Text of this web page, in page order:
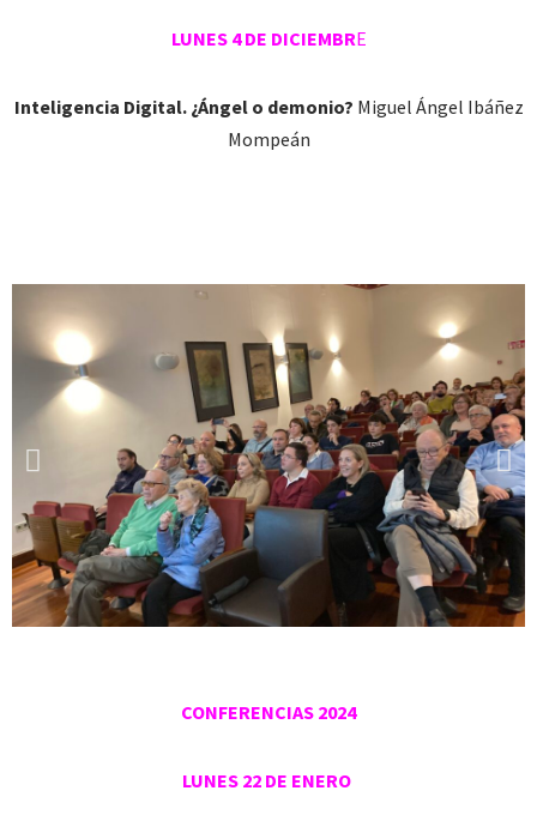
LUNES 4 DE DICIEMBRE
Inteligencia Digital. ¿Ángel o demonio? Miguel Ángel Ibáñez
Mompeán
CONFERENCIAS 2024
LUNES 22 DE ENERO